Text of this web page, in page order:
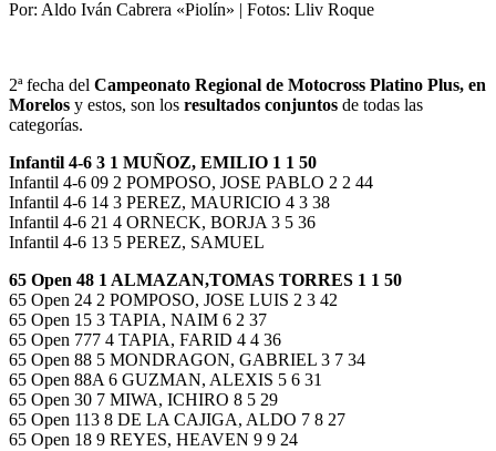
Por: Aldo Iván Cabrera «Piolín» | Fotos: Lliv Roque
2ª fecha del Campeonato Regional de Motocross Platino Plus, en
Morelos y estos, son los resultados conjuntos de todas las
categorías.
Infantil 4-6 3 1 MUÑOZ, EMILIO 1 1 50
Infantil 4-6 09 2 POMPOSO, JOSE PABLO 2 2 44
Infantil 4-6 14 3 PEREZ, MAURICIO 4 3 38
Infantil 4-6 21 4 ORNECK, BORJA 3 5 36
Infantil 4-6 13 5 PEREZ, SAMUEL
65 Open 48 1 ALMAZAN,TOMAS TORRES 1 1 50
65 Open 24 2 POMPOSO, JOSE LUIS 2 3 42
65 Open 15 3 TAPIA, NAIM 6 2 37
65 Open 777 4 TAPIA, FARID 4 4 36
65 Open 88 5 MONDRAGON, GABRIEL 3 7 34
65 Open 88A 6 GUZMAN, ALEXIS 5 6 31
65 Open 30 7 MIWA, ICHIRO 8 5 29
65 Open 113 8 DE LA CAJIGA, ALDO 7 8 27
65 Open 18 9 REYES, HEAVEN 9 9 24